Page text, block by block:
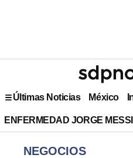
Últimas Noticias México
ENFERMEDAD JORGE MESSI
NEGOCIOS